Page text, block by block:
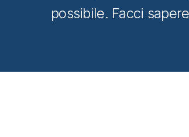
possibile. Facci